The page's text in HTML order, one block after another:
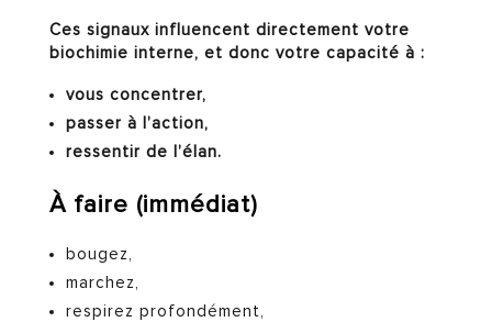
Ces signaux influencent directement votre
biochimie interne, et donc votre capacité à :
vous concentrer,
passer à l’action,
ressentir de l’élan.
À faire (immédiat)
bougez,
marchez,
respirez profondément,